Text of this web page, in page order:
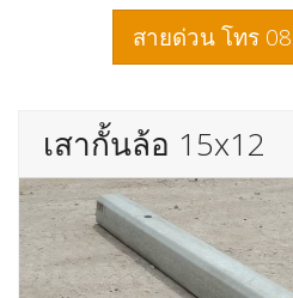
สายด่วน โทร
เสากั้นล้อ 15x12